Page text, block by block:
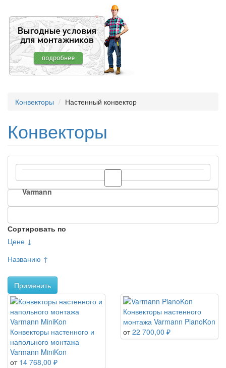
Конвекторы Настенный конвектор
Конвекторы
Varmann
Сортировать по
Цене ↓
Названию ↑
Применить
Конвекторы настенного и
напольного монтажа
Varmann MiniKon
от 14 768,00 ₽
Конвекторы настенного
монтажа Varmann PlanoKon
от 22 700,00 ₽